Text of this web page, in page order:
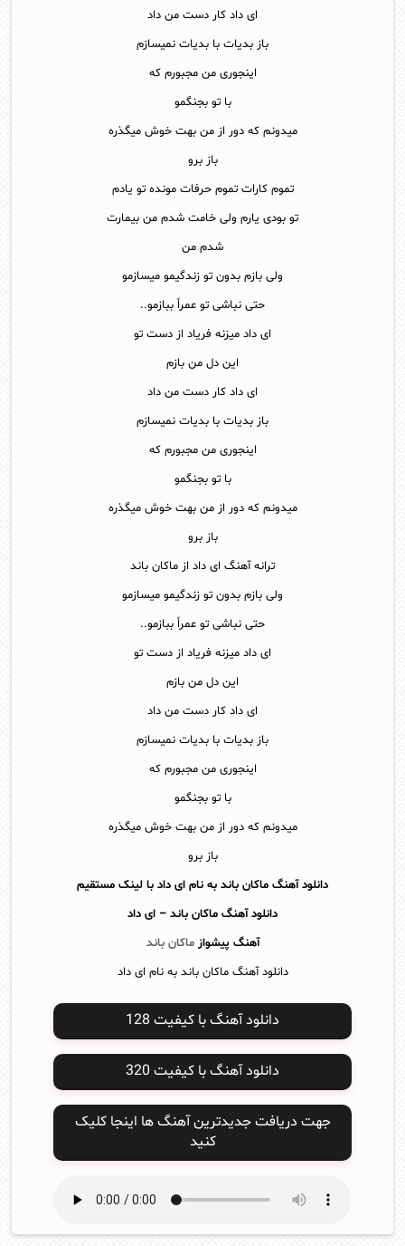
ای داد کار دست من داد
باز بدیات با بدیات نمیسازم
اینجوری من مجبورم که
با تو بجنگمو
میدونم که دور از من بهت خوش میگذره
باز برو
تموم کارات تموم حرفات مونده تو یادم
تو بودی یارم ولی خامت شدم من بیمارت
شدم من
ولی بازم بدون تو زندگیمو میسازمو
حتی نباشی تو عمراً ببازمو..
ای داد میزنه فریاد از دست تو
این دل من بازم
ای داد کار دست من داد
باز بدیات با بدیات نمیسازم
اینجوری من مجبورم که
با تو بجنگمو
میدونم که دور از من بهت خوش میگذره
باز برو
ترانه آهنگ ای داد از ماکان باند
ولی بازم بدون تو زندگیمو میسازمو
حتی نباشی تو عمراً ببازمو..
ای داد میزنه فریاد از دست تو
این دل من بازم
ای داد کار دست من داد
باز بدیات با بدیات نمیسازم
اینجوری من مجبورم که
با تو بجنگمو
میدونم که دور از من بهت خوش میگذره
باز برو
دانلود آهنگ ماکان باند به نام ای داد با لینک مستقیم
دانلود آهنگ ماکان باند – ای داد
آهنگ پیشواز ماکان باند
دانلود آهنگ ماکان باند به نام ای داد
دانلود آهنگ با کیفیت 128
دانلود آهنگ با کیفیت 320
جهت دریافت جدیدترین آهنگ ها اینجا کلیک
کنید